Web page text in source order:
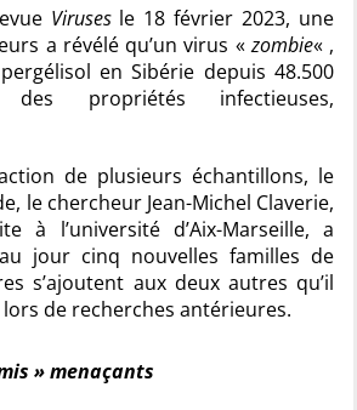
Virusesle 18 février 2023, une
a révélé qu’un virus «zombie« ,
en Sibérie depuis 48.500
propriétés infectieuses,
de plusieurs échantillons, le
le chercheur Jean-Michel Claverie,
à l’université d’Aix-Marseille, a
jour cinq nouvelles familles de
s’ajoutent aux deux autres qu’il
de recherches antérieures.
» menaçants